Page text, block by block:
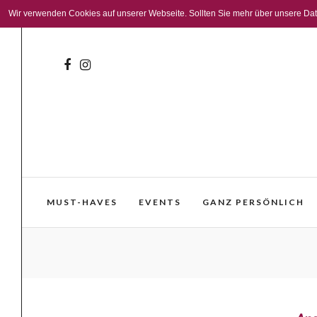
Wir verwenden Cookies auf unserer Webseite. Sollten Sie mehr über unsere
MUST-HAVES EVENTS GANZ PERSÖNLICH